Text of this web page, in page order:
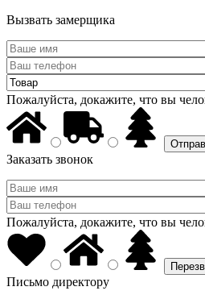
Вызвать замерщика
Пожалуйста, докажите, что вы
Заказать звонок
Пожалуйста, докажите, что вы
Письмо директору